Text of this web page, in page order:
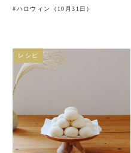
#ハロウィン（10月31日）
レシピ